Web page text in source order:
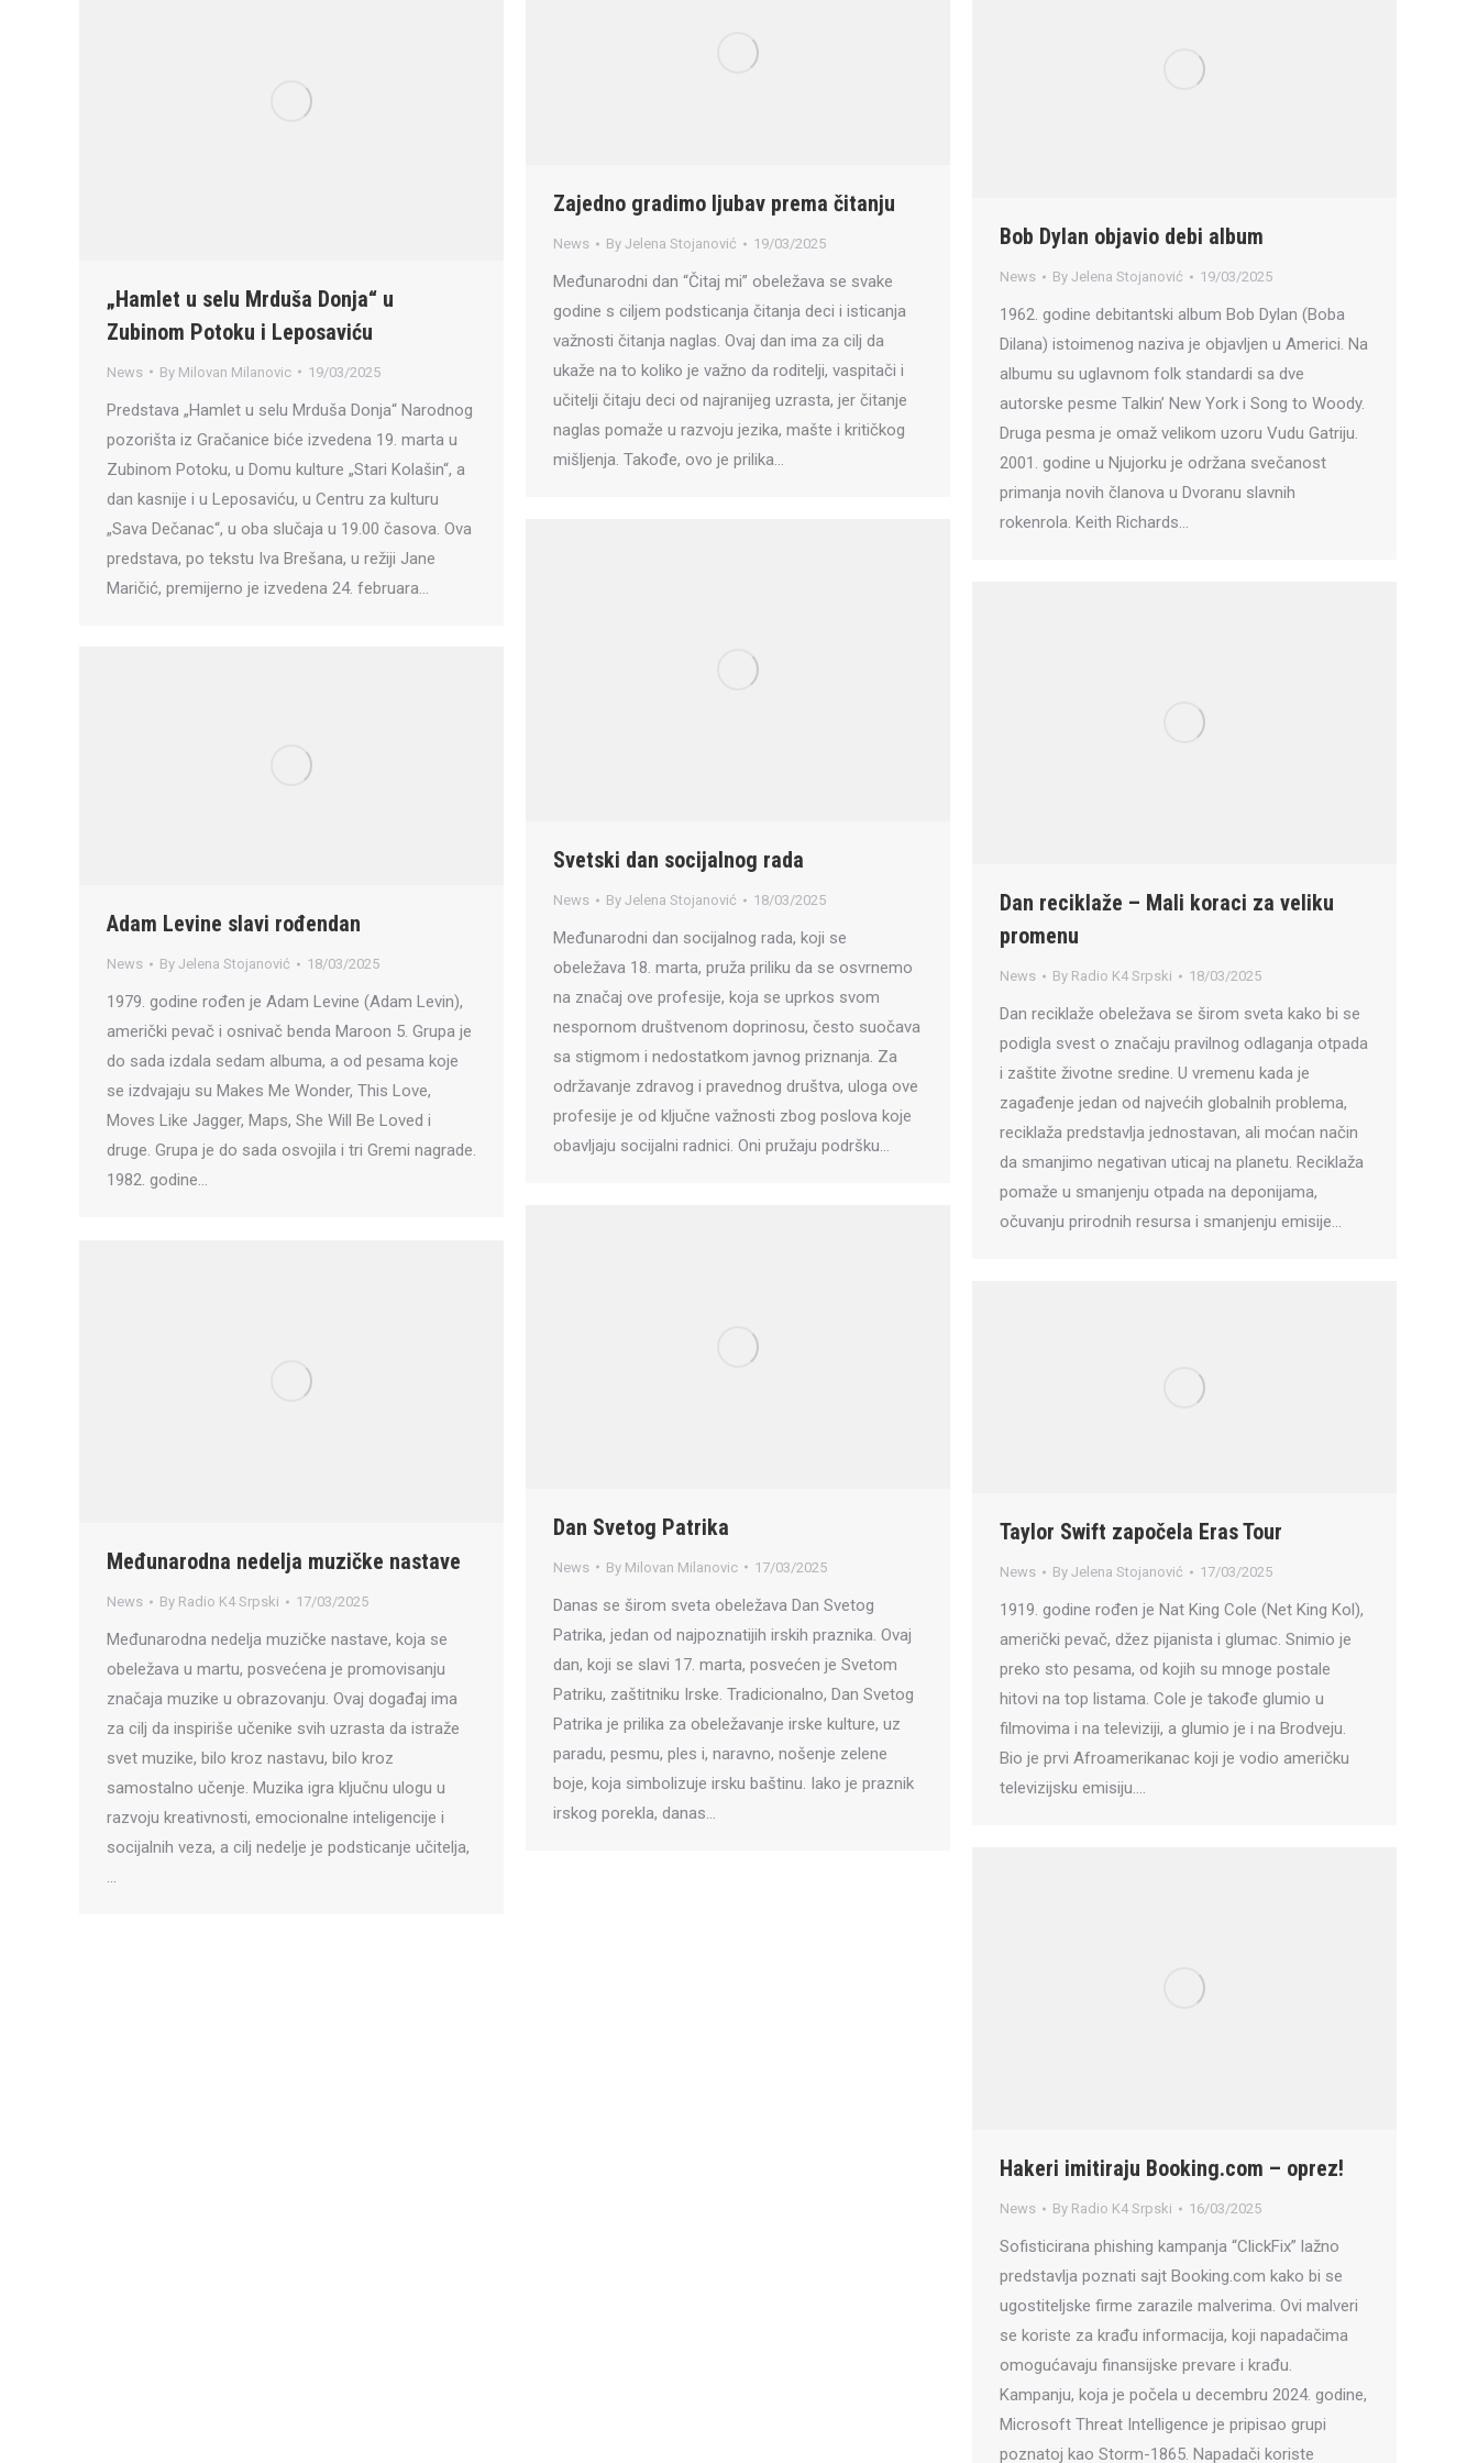
„Hamlet u selu Mrduša Donja“ u
Zubinom Potoku i Leposaviću
News By Milovan Milanovic 19/03/2025
Predstava „Hamlet u selu Mrduša Donja“ Narodnog
pozorišta iz Gračanice biće izvedena 19. marta u
Zubinom Potoku, u Domu kulture „Stari Kolašin“, a
dan kasnije i u Leposaviću, u Centru za kulturu
„Sava Dečanac“, u oba slučaja u 19.00 časova. Ova
predstava, po tekstu Iva Brešana, u režiji Jane
Maričić, premijerno je izvedena 24. februara…
Zajedno gradimo ljubav prema čitanju
News By Jelena Stojanović 19/03/2025
Međunarodni dan “Čitaj mi” obeležava se svake
godine s ciljem podsticanja čitanja deci i isticanja
važnosti čitanja naglas. Ovaj dan ima za cilj da
ukaže na to koliko je važno da roditelji, vaspitači i
učitelji čitaju deci od najranijeg uzrasta, jer čitanje
naglas pomaže u razvoju jezika, mašte i kritičkog
mišljenja. Takođe, ovo je prilika…
Bob Dylan objavio debi album
News By Jelena Stojanović 19/03/2025
1962. godine debitantski album Bob Dylan (Boba
Dilana) istoimenog naziva je objavljen u Americi. Na
albumu su uglavnom folk standardi sa dve
autorske pesme Talkin’ New York i Song to Woody.
Druga pesma je omaž velikom uzoru Vudu Gatriju.
2001. godine u Njujorku je održana svečanost
primanja novih članova u Dvoranu slavnih
rokenrola. Keith Richards…
Svetski dan socijalnog rada
News By Jelena Stojanović 18/03/2025
Međunarodni dan socijalnog rada, koji se
obeležava 18. marta, pruža priliku da se osvrnemo
na značaj ove profesije, koja se uprkos svom
nespornom društvenom doprinosu, često suočava
sa stigmom i nedostatkom javnog priznanja. Za
održavanje zdravog i pravednog društva, uloga ove
profesije je od ključne važnosti zbog poslova koje
obavljaju socijalni radnici. Oni pružaju podršku…
Dan reciklaže – Mali koraci za veliku
promenu
News By Radio K4 Srpski 18/03/2025
Dan reciklaže obeležava se širom sveta kako bi se
podigla svest o značaju pravilnog odlaganja otpada
i zaštite životne sredine. U vremenu kada je
zagađenje jedan od najvećih globalnih problema,
reciklaža predstavlja jednostavan, ali moćan način
da smanjimo negativan uticaj na planetu. Reciklaža
pomaže u smanjenju otpada na deponijama,
očuvanju prirodnih resursa i smanjenju emisije…
Adam Levine slavi rođendan
News By Jelena Stojanović 18/03/2025
1979. godine rođen je Adam Levine (Adam Levin),
američki pevač i osnivač benda Maroon 5. Grupa je
do sada izdala sedam albuma, a od pesama koje
se izdvajaju su Makes Me Wonder, This Love,
Moves Like Jagger, Maps, She Will Be Loved i
druge. Grupa je do sada osvojila i tri Gremi nagrade.
1982. godine…
Dan Svetog Patrika
News By Milovan Milanovic 17/03/2025
Danas se širom sveta obeležava Dan Svetog
Patrika, jedan od najpoznatijih irskih praznika. Ovaj
dan, koji se slavi 17. marta, posvećen je Svetom
Patriku, zaštitniku Irske. Tradicionalno, Dan Svetog
Patrika je prilika za obeležavanje irske kulture, uz
paradu, pesmu, ples i, naravno, nošenje zelene
boje, koja simbolizuje irsku baštinu. Iako je praznik
irskog porekla, danas…
Međunarodna nedelja muzičke nastave
News By Radio K4 Srpski 17/03/2025
Međunarodna nedelja muzičke nastave, koja se
obeležava u martu, posvećena je promovisanju
značaja muzike u obrazovanju. Ovaj događaj ima
za cilj da inspiriše učenike svih uzrasta da istraže
svet muzike, bilo kroz nastavu, bilo kroz
samostalno učenje. Muzika igra ključnu ulogu u
razvoju kreativnosti, emocionalne inteligencije i
socijalnih veza, a cilj nedelje je podsticanje učitelja,
…
Taylor Swift započela Eras Tour
News By Jelena Stojanović 17/03/2025
1919. godine rođen je Nat King Cole (Net King Kol),
američki pevač, džez pijanista i glumac. Snimio je
preko sto pesama, od kojih su mnoge postale
hitovi na top listama. Cole je takođe glumio u
filmovima i na televiziji, a glumio je i na Brodveju.
Bio je prvi Afroamerikanac koji je vodio američku
televizijsku emisiju.…
Hakeri imitiraju Booking.com – oprez!
News By Radio K4 Srpski 16/03/2025
Sofisticirana phishing kampanja “ClickFix” lažno
predstavlja poznati sajt Booking.com kako bi se
ugostiteljske firme zarazile malverima. Ovi malveri
se koriste za krađu informacija, koji napadačima
omogućavaju finansijske prevare i krađu.
Kampanju, koja je počela u decembru 2024. godine,
Microsoft Threat Intelligence je pripisao grupi
poznatoj kao Storm-1865. Napadači koriste